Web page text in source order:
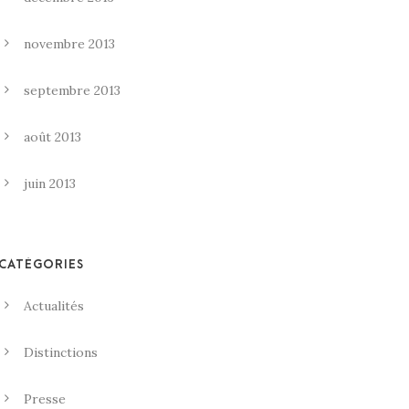
novembre 2013
septembre 2013
août 2013
juin 2013
Actualités
Distinctions
Presse